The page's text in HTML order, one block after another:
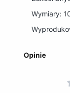
Wymiary:
Opinie